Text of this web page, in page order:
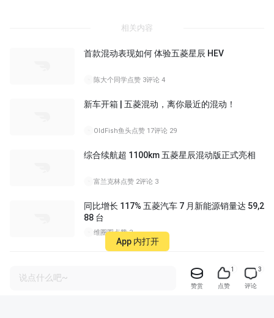
相关内容
首款混动表现如何 体验五菱星辰 HEV
陈大个同学点赞 3评论 4
新车开箱 | 五菱混动，离你最近的混动！
OldFish鱼头点赞 17评论 29
综合续航超 1100km 五菱星辰混动版正式亮相
富兰克林点赞 2评论 3
同比增长 117% 五菱汽车 7 月新能源销量达 59,2
88 台
维圈圈点赞 3
全部评论 只看作者 最热 最新 最早
App 内打开
说点什么吧~
赞赏
1
点赞
3
评论